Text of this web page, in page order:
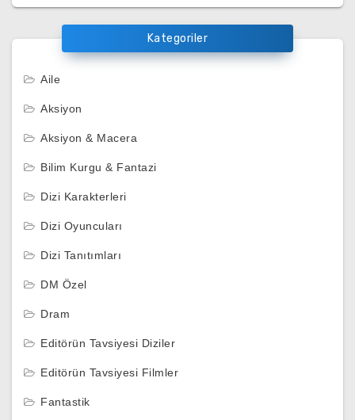
Kategoriler
Aile
Aksiyon
Aksiyon & Macera
Bilim Kurgu & Fantazi
Dizi Karakterleri
Dizi Oyuncuları
Dizi Tanıtımları
DM Özel
Dram
Editörün Tavsiyesi Diziler
Editörün Tavsiyesi Filmler
Fantastik